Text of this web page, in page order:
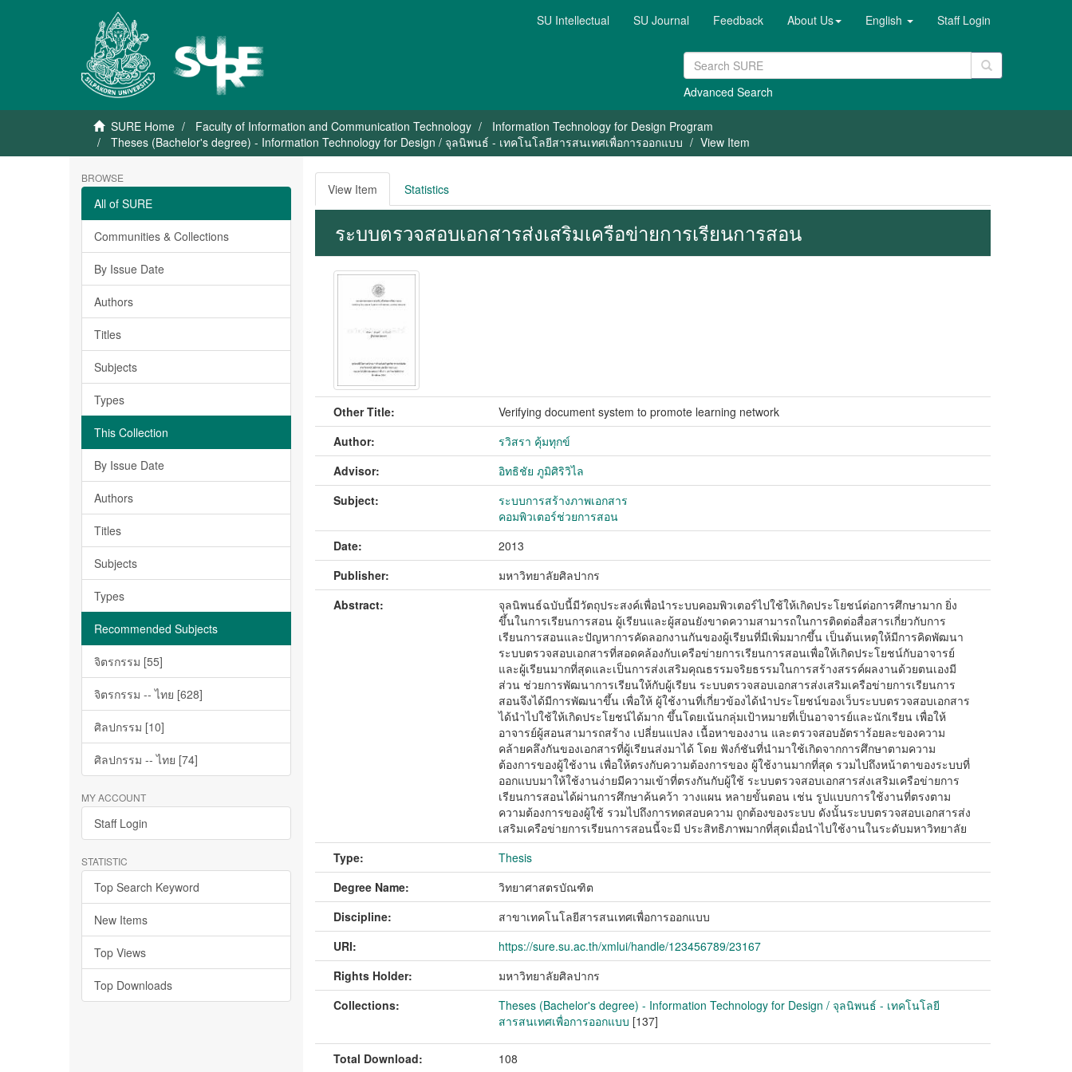
SU Intellectual SU Journal Feedback About Us English Staff Login
Advanced Search
SURE Home Faculty of Information and Communication Technology
Information Technology for Design Program
Theses (Bachelor's degree) - Information Technology for Design / จุลนิพนธ์ - เทคโนโลยีสารสนเทศเพื่อการออกแบบ
View Item
BROWSE
All of SURE
Communities & Collections
By Issue Date
Authors
Titles
Subjects
Types
This Collection
By Issue Date
Authors
Titles
Subjects
Types
Recommended Subjects
จิตรกรรม [55]
จิตรกรรม -- ไทย [628]
ศิลปกรรม [10]
ศิลปกรรม -- ไทย [74]
MY ACCOUNT
Staff Login
STATISTIC
Top Search Keyword
New Items
Top Views
Top Downloads
View Item Statistics
ระบบตรวจสอบเอกสารส่งเสริมเครือข่ายการเรียนการสอน
Other Title:
Verifying document system to promote learning network
Author:
รวิสรา คุ้มทุกข์
Advisor:
อิทธิชัย ภูมิศิริวิไล
Subject:
ระบบการสร้างภาพเอกสาร
คอมพิวเตอร์ช่วยการสอน
Date:
2013
Publisher:
มหาวิทยาลัยศิลปากร
Abstract:
จุลนิพนธ์ฉบับนี้มีวัตถุประสงค์เพื่อนําระบบคอมพิวเตอร์ไปใช้ให้เกิดประโยชน์ต่อการศึกษามาก ยิ่ง
ขึ้นในการเรียนการสอน ผู้เรียนและผู้สอนยังขาดความสามารถในการติดต่อสื่อสารเกี่ยวกับการ
เรียนการสอนและปัญหาการคัดลอกงานกันของผู้เรียนที่มีเพิ่มมากขึ้น เป็นต้นเหตุให้มีการคิดพัฒนา
ระบบตรวจสอบเอกสารที่สอดคล้องกับเครือข่ายการเรียนการสอนเพื่อให้เกิดประโยชน์กับอาจารย์
และผู้เรียนมากที่สุดและเป็นการส่งเสริมคุณธรรมจริยธรรมในการสร้างสรรค์ผลงานด้วยตนเองมี
ส่วน ช่วยการพัฒนาการเรียนให้กับผู้เรียน ระบบตรวจสอบเอกสารส่งเสริมเครือข่ายการเรียนการ
สอนจึงได้มีการพัฒนาขึ้น เพื่อให้ ผู้ใช้งานที่เกี่ยวข้องได้นําประโยชน์ของเว็บระบบตรวจสอบเอกสาร
ได้นําไปใช้ให้เกิดประโยชน์ได้มาก ขึ้นโดยเน้นกลุ่มเป้าหมายที่เป็นอาจารย์และนักเรียน เพื่อให้
อาจารย์ผู้สอนสามารถสร้าง เปลี่ยนแปลง เนื้อหาของงาน และตรวจสอบอัตราร้อยละของความ
คล้ายคลึงกันของเอกสารที่ผู้เรียนส่งมาได้ โดย ฟังก์ชันที่นํามาใช้เกิดจากการศึกษาตามความ
ต้องการของผู้ใช้งาน เพื่อให้ตรงกับความต้องการของ ผู้ใช้งานมากที่สุด รวมไปถึงหน้าตาของระบบที่
ออกแบบมาให้ใช้งานง่ายมีความเข้าที่ตรงกันกับผู้ใช้ ระบบตรวจสอบเอกสารส่งเสริมเครือข่ายการ
เรียนการสอนได้ผ่านการศึกษาค้นคว้า วางแผน หลายขั้นตอน เช่น รูปแบบการใช้งานที่ตรงตาม
ความต้องการของผู้ใช้ รวมไปถึงการทดสอบความ ถูกต้องของระบบ ดังนั้นระบบตรวจสอบเอกสารส่ง
เสริมเครือข่ายการเรียนการสอนนี้จะมี ประสิทธิภาพมากที่สุดเมื่อนําไปใช้งานในระดับมหาวิทยาลัย
Type:
Thesis
Degree Name:
วิทยาศาสตรบัณฑิต
Discipline:
สาขาเทคโนโลยีสารสนเทศเพื่อการออกแบบ
URI:
https://sure.su.ac.th/xmlui/handle/123456789/23167
Rights Holder:
มหาวิทยาลัยศิลปากร
Collections:
Theses (Bachelor's degree) - Information Technology for Design / จุลนิพนธ์ - เทคโนโลยี
สารสนเทศเพื่อการออกแบบ [137]
Total Download: 108